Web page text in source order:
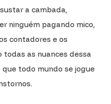
a cambada,
ninguém pagando mico,
contadores e os
as nuances dessa
que todo mundo se jogue